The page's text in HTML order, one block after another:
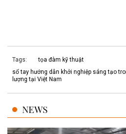
Tags:
tọa đàm kỹ thuật
sổ tay hướng dẫn khởi nghiệp sáng tạo
lượng tại Việt Nam
NEWS